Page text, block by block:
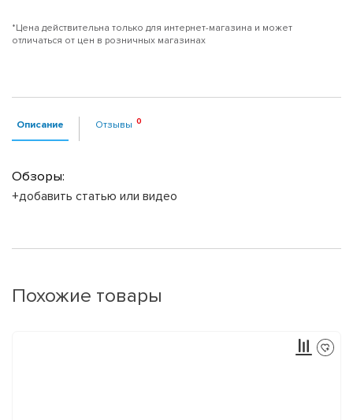
*Цена действительна только для интернет-магазина и может
отличаться от цен в розничных магазинах
Описание Отзывы
Обзоры:
+добавить статью или видео
Похожие товары